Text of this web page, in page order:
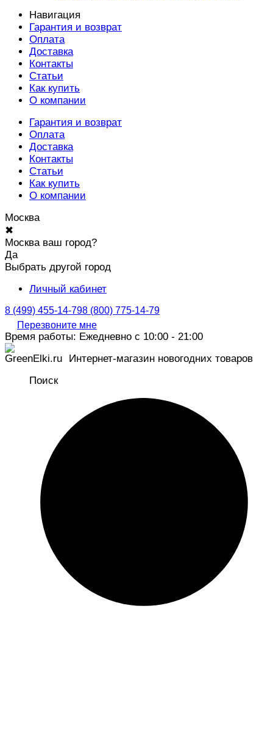
Навигация
Гарантия и возврат
Оплата
Доставка
Контакты
Статьи
Как купить
О компании
Гарантия и возврат
Оплата
Доставка
Контакты
Статьи
Как купить
О компании
Москва
✖
Москва ваш город?
Да
Выбрать другой город
Личный кабинет
8 (499) 455-14-798 (800) 775-14-79
Перезвоните мне
Время работы: Ежедневно с 10:00 - 21:00
Интернет-магазин новогодних товаров
Поиск